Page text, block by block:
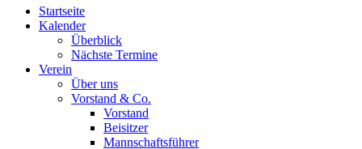
Startseite
Kalender
Überblick
Nächste Termine
Verein
Über uns
Vorstand & Co.
Vorstand
Beisitzer
Mannschaftsführer